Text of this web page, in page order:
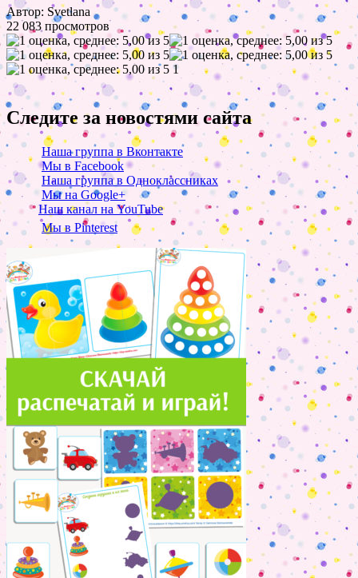
Автор: Svetlana
22 083 просмотров
1
Следите за новостями сайта
Наша группа в Вконтакте
Мы в Facebook
Наша группа в Одноклассниках
Мы на Google+
Наш канал на YouTube
Мы в Pinterest